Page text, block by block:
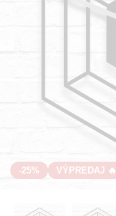
-25% VÝPREDAJ 🔥